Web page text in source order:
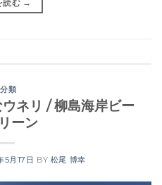
読む →
類
ネリ / 柳島海岸ビー
ーン
5月17日 BY 松尾 博幸